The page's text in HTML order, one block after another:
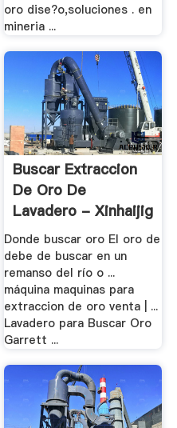
oro dise?o,soluciones . en
mineria ...
Buscar Extraccion
De Oro De
Lavadero - Xinhaijig
Donde buscar oro El oro de
debe de buscar en un
remanso del río o ...
máquina maquinas para
extraccion de oro venta | ...
Lavadero para Buscar Oro
Garrett ...